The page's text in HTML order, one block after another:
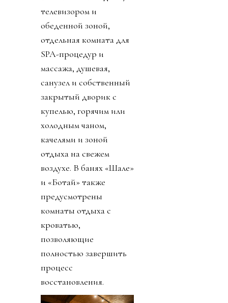
телевизором и
обеденной зоной,
отдельная комната для
SPA-процедур и
массажа, душевая,
санузел и собственный
закрытый дворик с
купелью, горячим или
холодным чаном,
качелями и зоной
отдыха на свежем
воздухе. В банях «Шале»
и «Ботай» также
предусмотрены
комнаты отдыха с
кроватью,
позволяющие
полностью завершить
процесс
восстановления.